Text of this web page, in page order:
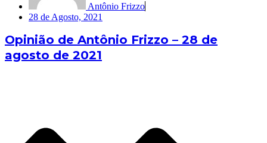
Antônio Frizzo
28 de Agosto, 2021
Opinião de Antônio Frizzo – 28 de
agosto de 2021